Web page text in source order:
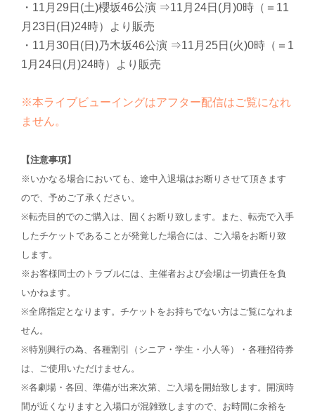
・11月29日(土)櫻坂46公演 ⇒11月24日(月)0時（＝11
月23日(日)24時）より販売
・11月30日(日)乃木坂46公演 ⇒11月25日(火)0時（＝1
1月24日(月)24時）より販売
※本ライブビューイングはアフター配信はご覧になれ
ません。
【注意事項】
※いかなる場合においても、途中入退場はお断りさせて頂きます
ので、予めご了承ください。
※転売目的でのご購入は、固くお断り致します。また、転売で入手
したチケットであることが発覚した場合には、ご入場をお断り致
します。
※お客様同士のトラブルには、主催者および会場は一切責任を負
いかねます。
※全席指定となります。チケットをお持ちでない方はご覧になれま
せん。
※特別興行の為、各種割引（シニア・学生・小人等）・各種招待券
は、ご使用いただけません。
※各劇場・各回、準備が出来次第、ご入場を開始致します。開演時
間が近くなりますと入場口が混雑致しますので、お時間に余裕を